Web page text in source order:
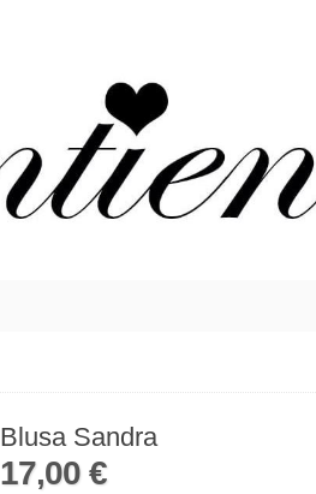
Blusa Sandra
17,00 €